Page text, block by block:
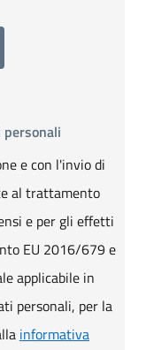
e con l'invio di
al trattamento
e per gli effetti
EU 2016/679 e
applicabile in
personali, per la
informativa